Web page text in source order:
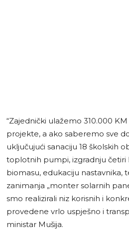
“Zajednički ulažemo 310.000
projekte, a ako saberemo sve
uključujući sanaciju 18 školskih
toplotnih pumpi, izgradnju četiri
biomasu, edukaciju nastavnika,
zanimanja „monter solarnih
smo realizirali niz korisnih i
provedene vrlo uspješno i
ministar Mušija.